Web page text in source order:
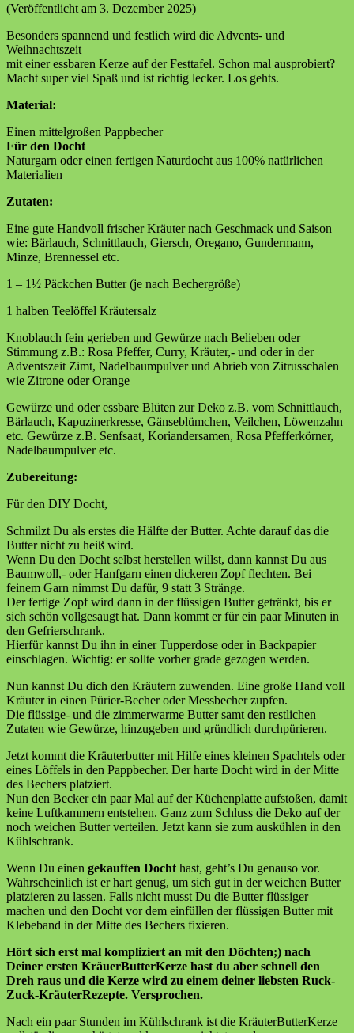
(Veröffentlicht am 3. Dezember 2025)
Besonders spannend und festlich wird die Advents- und
Weihnachtszeit
mit einer essbaren Kerze auf der Festtafel. Schon mal ausprobiert?
Macht super viel Spaß und ist richtig lecker. Los gehts.
Material:
Einen mittelgroßen Pappbecher
Für den Docht
Naturgarn oder einen fertigen Naturdocht aus 100% natürlichen
Materialien
Zutaten:
Eine gute Handvoll frischer Kräuter nach Geschmack und Saison
wie: Bärlauch, Schnittlauch, Giersch, Oregano, Gundermann,
Minze, Brennessel etc.
1 – 1½ Päckchen Butter (je nach Bechergröße)
1 halben Teelöffel Kräutersalz
Knoblauch fein gerieben und Gewürze nach Belieben oder
Stimmung z.B.: Rosa Pfeffer, Curry, Kräuter,- und oder in der
Adventszeit Zimt, Nadelbaumpulver und Abrieb von Zitrusschalen
wie Zitrone oder Orange
Gewürze und oder essbare Blüten zur Deko z.B. vom Schnittlauch,
Bärlauch, Kapuzinerkresse, Gänseblümchen, Veilchen, Löwenzahn
etc. Gewürze z.B. Senfsaat, Koriandersamen, Rosa Pfefferkörner,
Nadelbaumpulver etc.
Zubereitung:
Für den DIY Docht,
Schmilzt Du als erstes die Hälfte der Butter. Achte darauf das die
Butter nicht zu heiß wird.
Wenn Du den Docht selbst herstellen willst, dann kannst Du aus
Baumwoll,- oder Hanfgarn einen dickeren Zopf flechten. Bei
feinem Garn nimmst Du dafür, 9 statt 3 Stränge.
Der fertige Zopf wird dann in der flüssigen Butter getränkt, bis er
sich schön vollgesaugt hat. Dann kommt er für ein paar Minuten in
den Gefrierschrank.
Hierfür kannst Du ihn in einer Tupperdose oder in Backpapier
einschlagen. Wichtig: er sollte vorher grade gezogen werden.
Nun kannst Du dich den Kräutern zuwenden. Eine große Hand voll
Kräuter in einen Pürier-Becher oder Messbecher zupfen.
Die flüssige- und die zimmerwarme Butter samt den restlichen
Zutaten wie Gewürze, hinzugeben und gründlich durchpürieren.
Jetzt kommt die Kräuterbutter mit Hilfe eines kleinen Spachtels oder
eines Löffels in den Pappbecher. Der harte Docht wird in der Mitte
des Bechers platziert.
Nun den Becker ein paar Mal auf der Küchenplatte aufstoßen, damit
keine Luftkammern entstehen. Ganz zum Schluss die Deko auf der
noch weichen Butter verteilen. Jetzt kann sie zum auskühlen in den
Kühlschrank.
Wenn Du einen gekauften Docht hast, geht’s Du genauso vor.
Wahrscheinlich ist er hart genug, um sich gut in der weichen Butter
platzieren zu lassen. Falls nicht musst Du die Butter flüssiger
machen und den Docht vor dem einfüllen der flüssigen Butter mit
Klebeband in der Mitte des Bechers fixieren.
Hört sich erst mal kompliziert an mit den Döchten;) nach
Deiner ersten KräuerButterKerze hast du aber schnell den
Dreh raus und die Kerze wird zu einem deiner liebsten Ruck-
Zuck-KräuterRezepte. Versprochen.
Nach ein paar Stunden im Kühlschrank ist die KräuterButterKerze